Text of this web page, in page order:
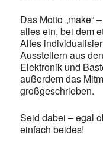
Das Motto „make“
alles ein, bei dem
Altes
Ausstellern aus
Elektronik und
außerdem das
großgeschrieben.
Seid dabei – egal
einfach beides!